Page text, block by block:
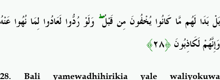
بَلْ بَدَا لَهُم مَّا كَانُوا يُخْفُونَ مِن قَبْلُۖ وَلَوْ رُدُّوا لَعَادُوا لِمَا نُهُوا عَنْهُ
وَإِنَّهُمْ لَكَاذِبُونَ﴿٢٨﴾
28. Bali yamewadhihirikia yale waliyokuwa